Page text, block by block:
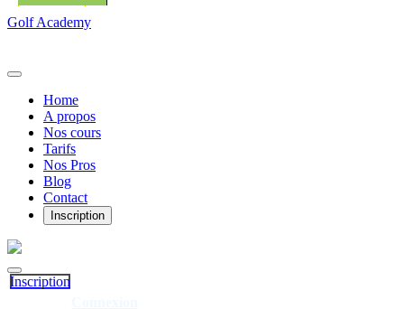
Golf Academy
Home
A propos
Nos cours
Tarifs
Nos Pros
Blog
Contact
Inscription
Inscription